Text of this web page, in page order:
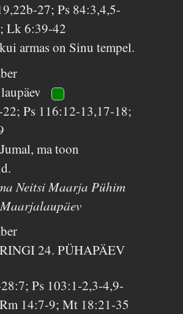
27; Ps 84:3,4,5-
Lk 6:39-42
armas on Sinu tempel.
Ps 116:12-13,17-18;
ma toon
Neitsi Maarja Pühim
24. PÜHAPÄEV
Ps 103:1-2,3-4,9-
14:7-9; Mt 18:21-35